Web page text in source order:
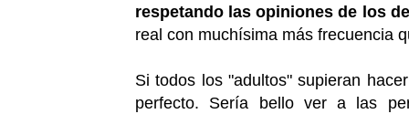
respetando las opiniones de los
real con muchísima más frecuencia
Si todos los "adultos" supieran
perfecto. Sería bello ver a las